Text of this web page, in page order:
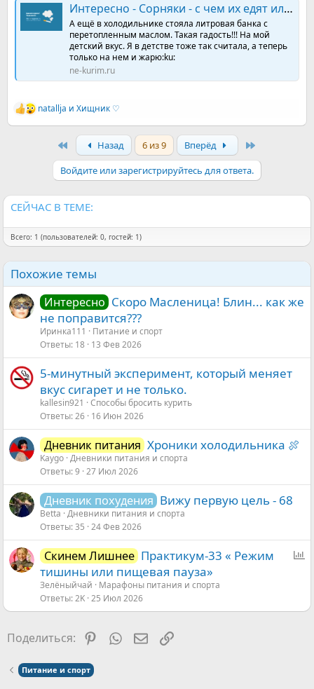
Интересно - Сорняки - с чем их едят или снытные щи
А ещё в холодильнике стояла литровая банка с
перетопленным маслом. Такая гадость!!! На мой
детский вкус. Я в детстве тоже так считала, а теперь
только на нем и жарю:ku:
ne-kurim.ru
Р
е
natallja и Хищник ♡
Назад 6 из 9 Вперёд
Войдите или зарегистрируйтесь для ответа.
СЕЙЧАС В ТЕМЕ:
Всего: 1 (пользователей: 0, гостей: 1)
Похожие темы
Интересно Скоро Масленица! Блин... как же
не поправится???
Иринка111
Питание и спорт
Ответы 18 13 Фев 2026
5-минутный эксперимент, который меняет
вкус сигарет и не только.
kallesin921
Способы бросить курить
Ответы 26 16 Июн 2026
Дневник питания Хроники холодильника 🍖
Kaygo Дневники питания и спорта
Ответы 9 27 Июл 2026
Дневник похудения Вижу первую цель - 68
Betta Дневники питания и спорта
Ответы 35 24 Фев 2026
О
с
Скинем Лишнее Практикум-33 « Режим
тишины или пищевая пауза»
Зелёныйчай
Марафоны питания и спорта
Ответы 2K 25 Июл 2026
Поделиться: Pinterest
WhatsAppЭлектронная почта
Ссылка
Питание и спорт